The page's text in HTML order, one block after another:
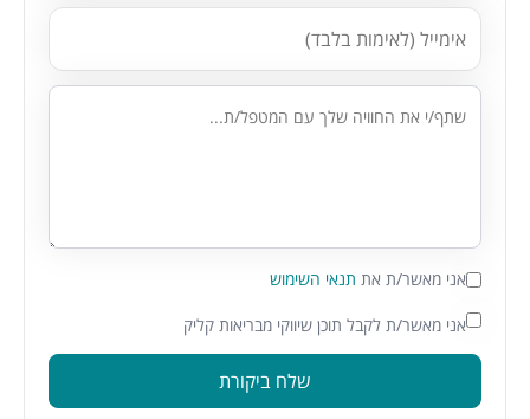
אני מאשר/ת את תנאי השימוש
אני מאשר/ת לקבל תוכן שיווקי מבריאות קליק
שלח ביקורת